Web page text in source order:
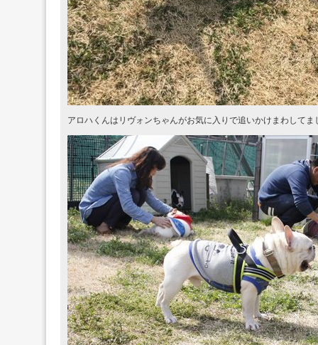
アロハくんはリヴォンちゃんがお気に入りで追いかけまわしてま